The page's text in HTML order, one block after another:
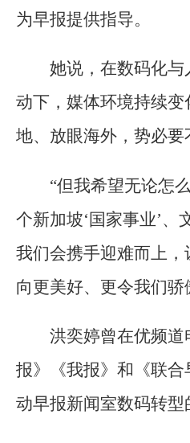
为早报提供指导。
她说，在数码化
动下，媒体环境持续
地、放眼海外，势必要
“但我希望无论怎
个新加坡‘国家事业’、
我们会携手迎难而上
向更美好、更令我们骄
洪奕婷曾在优频
报》《我报》和《联
动早报新闻室数码转型